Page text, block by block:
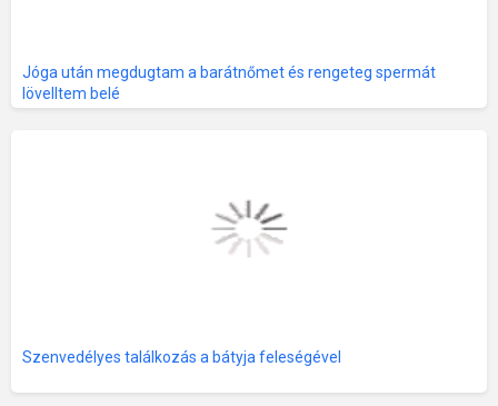
Jóga után megdugtam a barátnőmet és rengeteg spermát
lövelltem belé
Szenvedélyes találkozás a bátyja feleségével